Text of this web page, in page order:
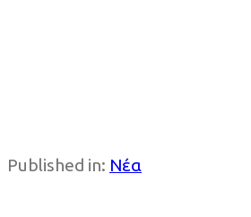
Published in: Νέα